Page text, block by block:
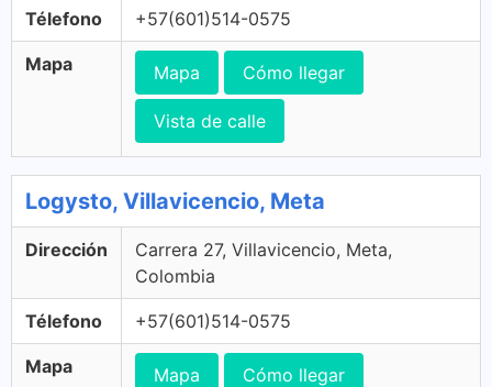
Télefono +57(601)514-0575
Mapa Mapa Cómo llegar
Vista de calle
Logysto, Villavicencio, Meta
Dirección
Carrera 27, Villavicencio, Meta,
Colombia
Télefono +57(601)514-0575
Mapa Mapa Cómo llegar